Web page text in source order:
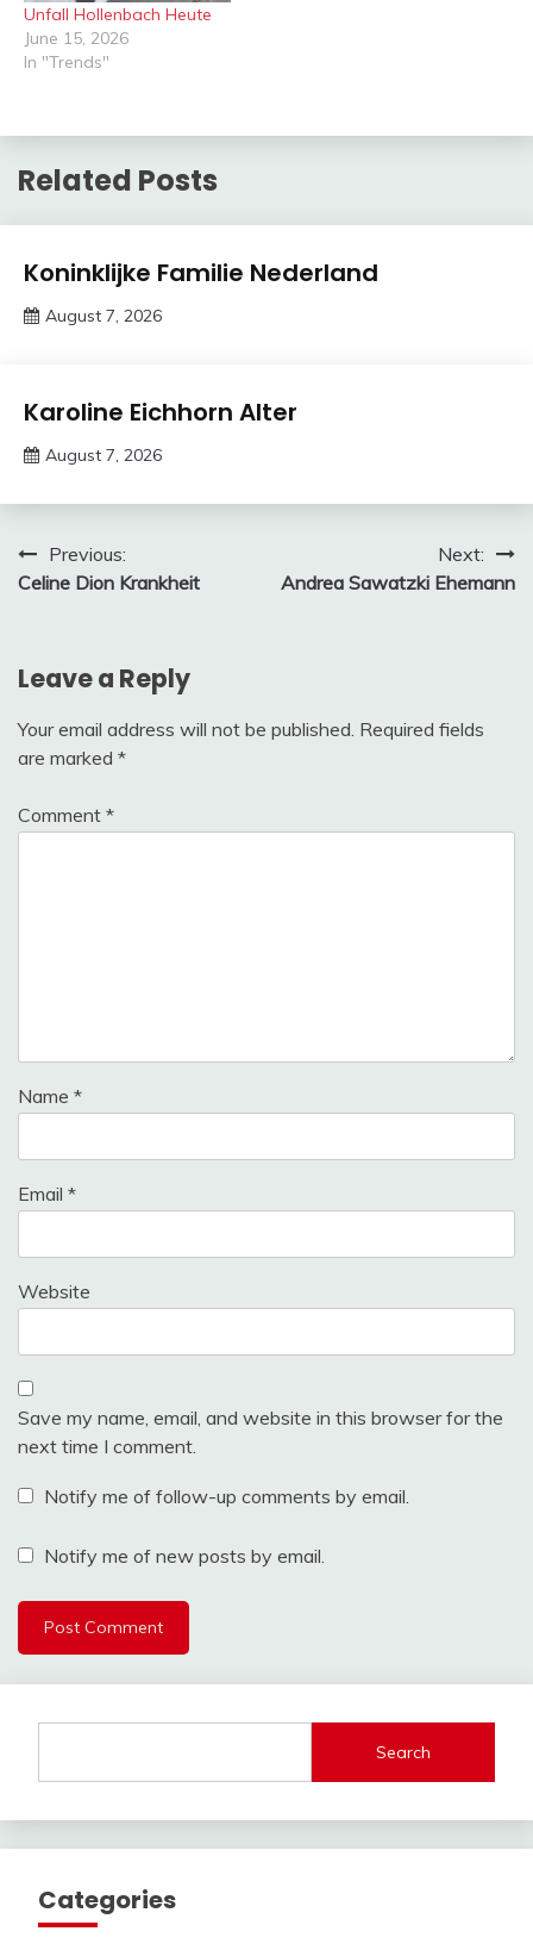
Unfall Hollenbach Heute
June 15, 2026
In "Trends"
Related Posts
Trends
Koninklijke Familie Nederland
August 7, 2026
Trends
Karoline Eichhorn Alter
August 7, 2026
Post
navigation
Previous:
Celine Dion Krankheit
Next:
Andrea Sawatzki Ehemann
Leave a Reply
Your email address will not be published. Required fields
are marked *
Comment *
Name *
Email *
Website
Save my name, email, and website in this browser for the
next time I comment.
Notify me of follow-up comments by email.
Notify me of new posts by email.
Search
Categories